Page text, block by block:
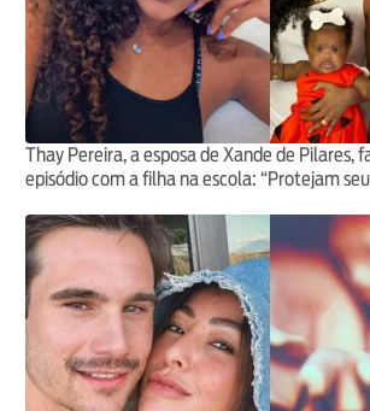
Thay Pereira, a esposa de Xande de Pilares,
episódio com a filha na escola: “Protejam